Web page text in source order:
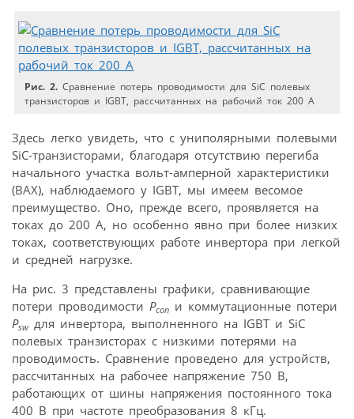
Рис. 2. Сравнение потерь проводимости для SiC полевых
транзисторов и IGBT, рассчитанных на рабочий ток 200 A
Здесь легко увидеть, что с униполярными полевыми
SiC-транзисторами, благодаря отсутствию перегиба
начального участка вольт-амперной характеристики
(ВАХ), наблюдаемого у IGBT, мы имеем весомое
преимущество. Оно, прежде всего, проявляется на
токах до 200 А, но особенно явно при более низких
токах, соответствующих работе инвертора при легкой
и средней нагрузке.
На рис. 3 представлены графики, сравнивающие
потери проводимости Pcon и коммутационные потери
Psw для инвертора, выполненного на IGBT и SiC
полевых транзисторах с низкими потерями на
проводимость. Сравнение проведено для устройств,
рассчитанных на рабочее напряжение 750 В,
работающих от шины напряжения постоянного тока
400 В при частоте преобразования 8 кГц.